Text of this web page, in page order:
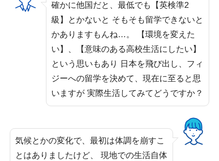
確かに他国だと、最低でも【英検準2
級】とかないと そもそも留学できないと
かありますもんね…。 【環境を変えた
い】、【意味のある高校生活にしたい】
という思いもあり 日本を飛び出し、フィ
ジーへの留学を決めて、現在に至ると思
いますが 実際生活してみてどうですか？
気候とかの変化で、最初は体調を崩すこ
とはありましたけど、 現地での生活自体